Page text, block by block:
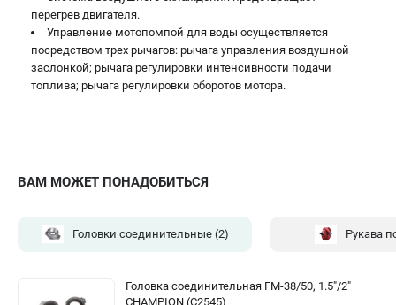
ВАМ МОЖЕТ ПОНАДОБИТЬСЯ
Головки соединительные(2) Рукава
Головка соединительная ГМ-38/50, 1.5"/2"
CHAMPION (C2545)
перегрев двигателя.
Управление мотопомпой для воды осуществляется
посредством трех рычагов: рычага управления воздушной
заслонкой; рычага регулировки интенсивности подачи
топлива; рычага регулировки оборотов мотора.